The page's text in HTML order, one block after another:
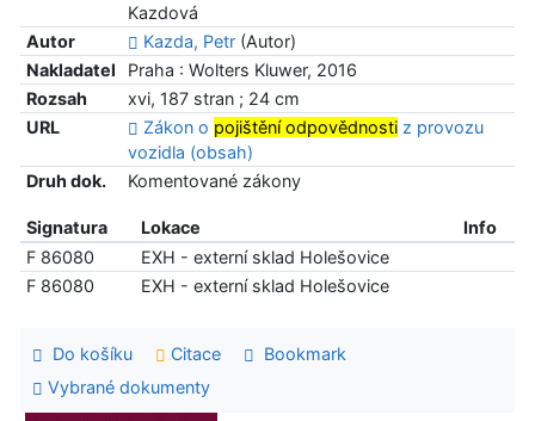
Kazdová
Autor
Kazda, Petr(Autor)
Nakladatel
Praha : Wolters Kluwer, 2016
Rozsah
xvi, 187 stran ; 24 cm
URL
Zákon o pojištění odpovědnostiz provozu
vozidla (obsah)
Druh dok.
Komentované zákony
Signatura Lokace
Info
F 86080
EXH - externí sklad Holešovice
F 86080
EXH - externí sklad Holešovice
Do košíku Citace
Bookmark
Vybrané dokumenty